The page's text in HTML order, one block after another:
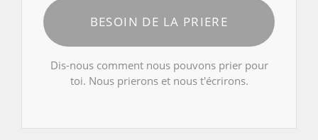
BESOIN DE LA PRIERE
Dis-nous comment nous pouvons prier pour
toi. Nous prierons et nous t'écrirons.